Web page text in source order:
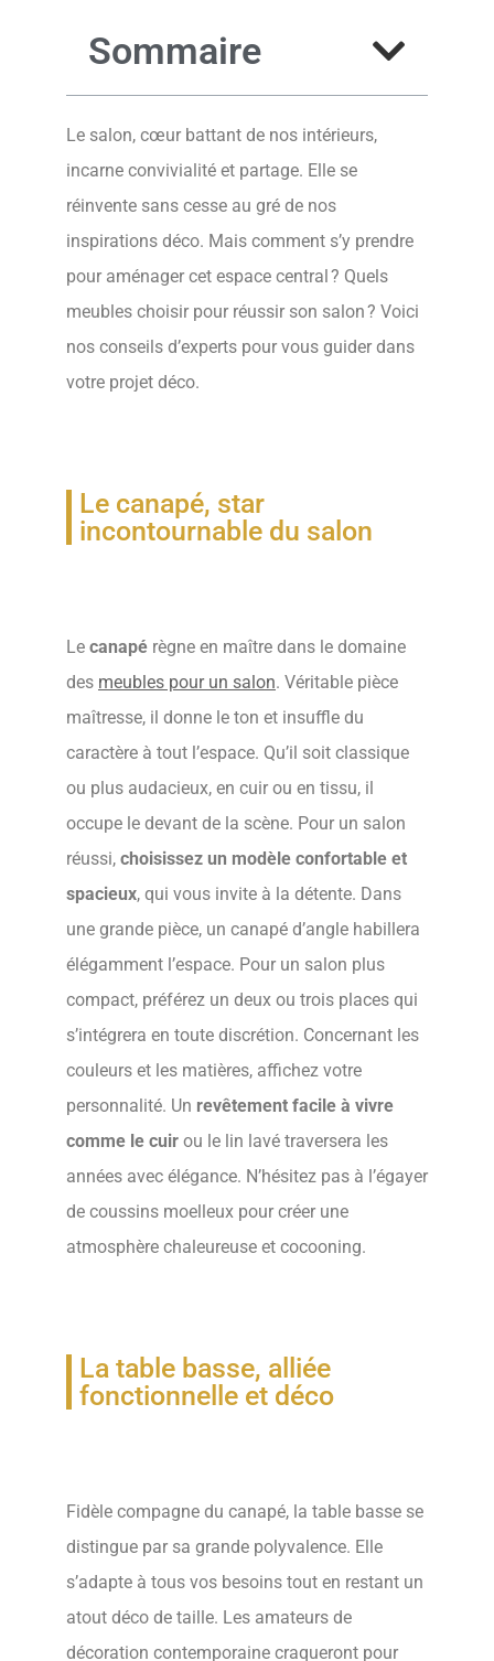
Sommaire
Le salon, cœur battant de nos intérieurs,
incarne convivialité et partage. Elle se
réinvente sans cesse au gré de nos
inspirations déco. Mais comment s’y prendre
pour aménager cet espace central ? Quels
meubles choisir pour réussir son salon ? Voici
nos conseils d’experts pour vous guider dans
votre projet déco.
Le canapé, star
incontournable du salon
Le canapé règne en maître dans le domaine
des meubles pour un salon. Véritable pièce
maîtresse, il donne le ton et insuffle du
caractère à tout l’espace. Qu’il soit classique
ou plus audacieux, en cuir ou en tissu, il
occupe le devant de la scène. Pour un salon
réussi, choisissez un modèle confortable et
spacieux, qui vous invite à la détente. Dans
une grande pièce, un canapé d’angle habillera
élégamment l’espace. Pour un salon plus
compact, préférez un deux ou trois places qui
s’intégrera en toute discrétion. Concernant les
couleurs et les matières, affichez votre
personnalité. Un revêtement facile à vivre
comme le cuir ou le lin lavé traversera les
années avec élégance. N’hésitez pas à l’égayer
de coussins moelleux pour créer une
atmosphère chaleureuse et cocooning.
La table basse, alliée
fonctionnelle et déco
Fidèle compagne du canapé, la table basse se
distingue par sa grande polyvalence. Elle
s’adapte à tous vos besoins tout en restant un
atout déco de taille. Les amateurs de
décoration contemporaine craqueront pour